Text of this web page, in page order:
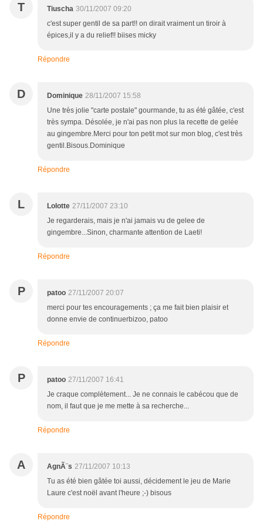
T Tiuscha 30/11/2007 09:20
c'est super gentil de sa part!! on dirait vraiment un tiroir à
épices,il y a du relief!! biises micky
Répondre
D Dominique 28/11/2007 15:58
Une très jolie "carte postale" gourmande, tu as été gâtée, c'est
très sympa. Désolée, je n'ai pas non plus la recette de gelée
au gingembre.Merci pour ton petit mot sur mon blog, c'est très
gentil.Bisous.Dominique
Répondre
L Lolotte 27/11/2007 23:10
Je regarderais, mais je n'ai jamais vu de gelee de
gingembre...Sinon, charmante attention de Laeti!
Répondre
P patoo 27/11/2007 20:07
merci pour tes encouragements ; ça me fait bien plaisir et
donne envie de continuerbizoo, patoo
Répondre
P patoo 27/11/2007 16:41
Je craque complètement... Je ne connais le cabécou que de
nom, il faut que je me mette à sa recherche...
Répondre
A AgnÃ¨s 27/11/2007 10:13
Tu as été bien gâtée toi aussi, décidement le jeu de Marie
Laure c'est noël avant l'heure ;-) bisous
Répondre